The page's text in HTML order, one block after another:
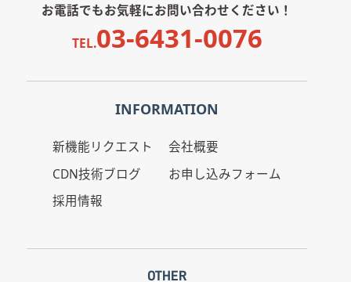
お電話でもお気軽にお問い合わせください！
TEL.03-6431-0076
INFORMATION
新機能リクエスト
CDN技術ブログ
採用情報
会社概要
お申し込みフォーム
OTHER